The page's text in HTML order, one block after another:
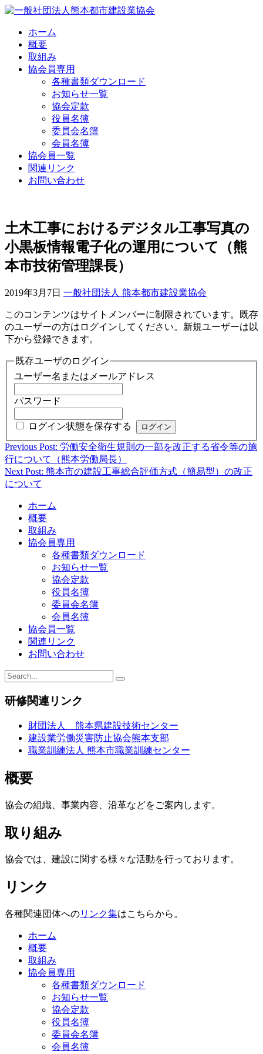
Skip
contentホーム
概要
取組み
協会員専用
各種書類ダウンロード
お知らせ一覧
協会定款
役員名簿
委員会名簿
会員名簿
協会員一覧
関連リンク
お問い合わせ
土木工事におけるデジタル工事写真の
小黒板情報電子化の運用について（熊
本市技術管理課長）
2019年3月7日 一般社団法人 熊本都市建設業協会
このコンテンツはサイトメンバーに制限されています。既存
のユーザーの方はログインしてください。新規ユーザーは以
下から登録できます。
既存ユーザのログイン
ユーザー名またはメールアドレス
パスワード
ログイン状態を保存する
投
稿
ナ
Previous Post: 労働安全衛生規則の一部を改正する省令等の施
行について（熊本労働局長）
Next Post: 熊本市の建設工事総合評価方式（簡易型）の改正
について
ホーム
概要
取組み
協会員専用
各種書類ダウンロード
お知らせ一覧
協会定款
役員名簿
委員会名簿
会員名簿
協会員一覧
関連リンク
お問い合わせ
研修関連リンク
財団法人 熊本県建設技術センター
建設業労働災害防止協会熊本支部
職業訓練法人 熊本市職業訓練センター
概要
協会の組織、事業内容、沿革などをご案内します。
取り組み
協会では、建設に関する様々な活動を行っております。
リンク
各種関連団体へのリンク集はこちらから。
ホーム
概要
取組み
協会員専用
各種書類ダウンロード
お知らせ一覧
協会定款
役員名簿
委員会名簿
会員名簿